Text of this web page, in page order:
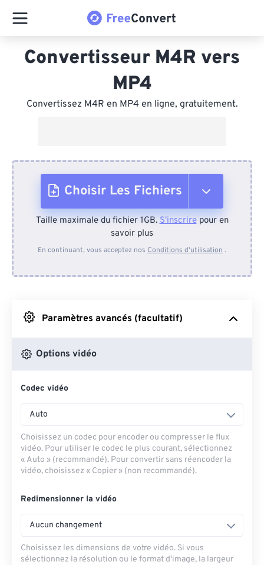
Convertisseur M4R vers
MP4
Convertissez M4R en MP4 en ligne, gratuitement.
Choisir Les Fichiers
Depuis l'appareil
Depuis Google Drive
Depuis OneDrive
Taille maximale du fichier 1GB.S'inscrirepour en
savoir plus
En continuant, vous acceptez nos Conditions d'utilisation .
Paramètres avancés (facultatif)
Options vidéo
Codec vidéo
Auto
Choisissez un codec pour encoder ou compresser le flux
vidéo. Pour utiliser le codec le plus courant, sélectionnez
« Auto » (recommandé). Pour convertir sans réencoder la
vidéo, choisissez « Copier » (non recommandé).
Redimensionner la vidéo
Aucun changement
Choisissez les dimensions de votre vidéo. Si vous
sélectionnez la résolution ou le format d'image, la largeur